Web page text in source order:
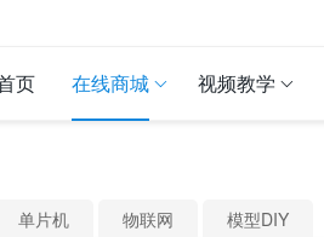
页 在线商城 视频教学
单片机 物联网 模型DIY